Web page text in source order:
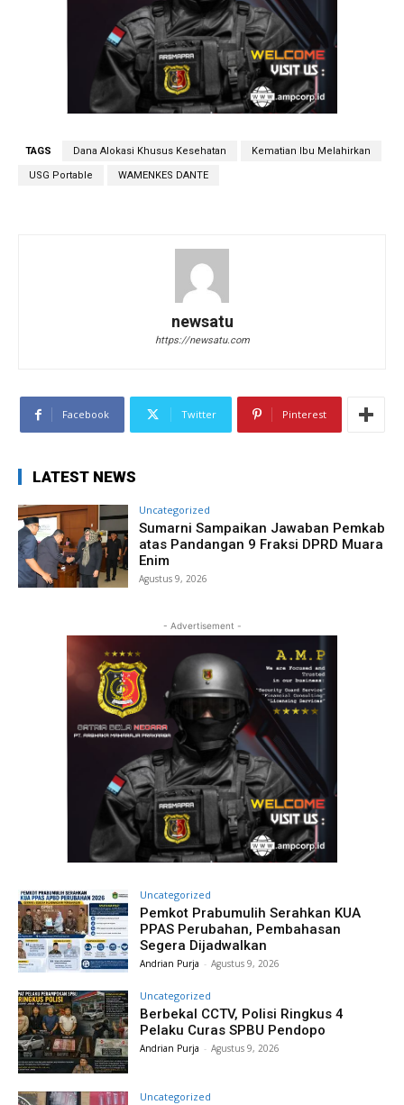
TAGS Dana Alokasi Khusus Kesehatan Kematian Ibu Melahirkan
USG Portable WAMENKES DANTE
newsatu
https://newsatu.com
Facebook Twitter Pinterest
LATEST NEWS
Uncategorized
Sumarni Sampaikan Jawaban Pemkab
atas Pandangan 9 Fraksi DPRD Muara
Enim
Agustus 9, 2026
- Advertisement -
Uncategorized
Pemkot Prabumulih Serahkan KUA
PPAS Perubahan, Pembahasan
Segera Dijadwalkan
Andrian Purja - Agustus 9, 2026
Uncategorized
Berbekal CCTV, Polisi Ringkus 4
Pelaku Curas SPBU Pendopo
Andrian Purja - Agustus 9, 2026
Uncategorized